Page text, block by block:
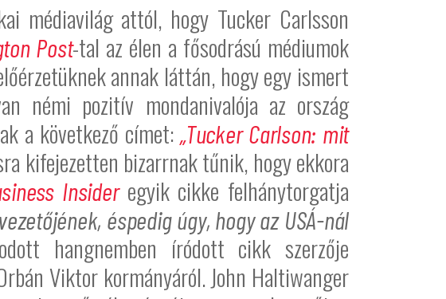
médiavilág attól, hogy Tucker Carlsson
Post-tal az élen a fősodrású médiumok
annak láttán, hogy egy ismert
némi pozitív mondanivalója az ország
a következő címet:„Tucker Carlson: mit
kifejezetten bizarrnak tűnik, hogy ekkora
Insideregyik cikke felhánytorgatja
éspedig úgy, hogy az USÁ-nál
hangnemben íródott cikk szerzője
Viktor kormányáról. John Haltiwanger